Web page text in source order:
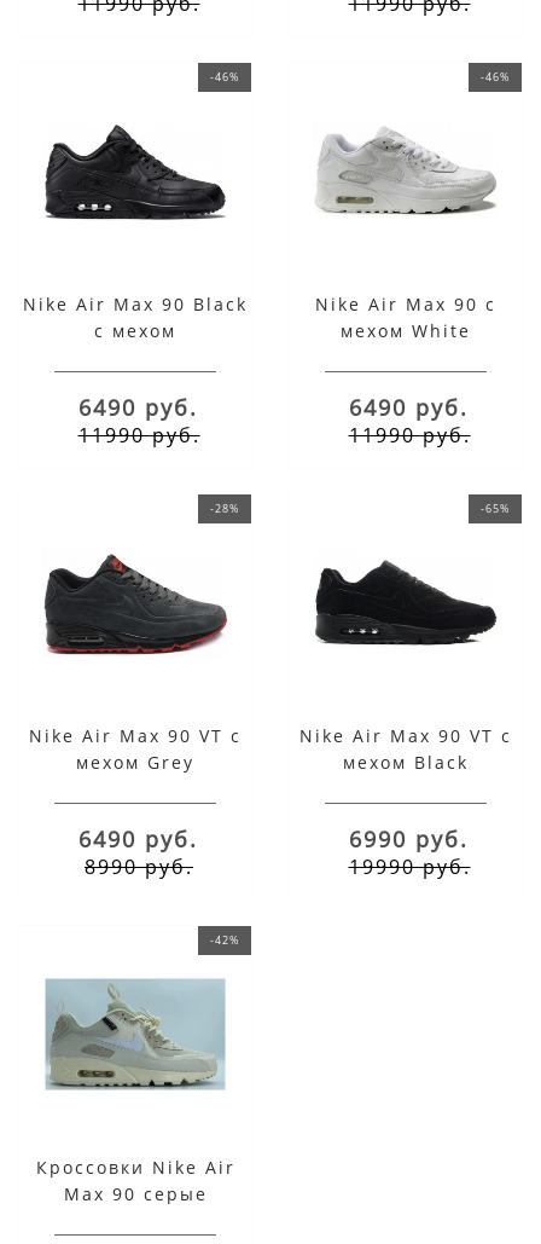
-46%
Nike Air Max 90 Black
с мехом
6490 руб.
11990 руб.
-46%
Nike Air Max 90 с
мехом White
6490 руб.
11990 руб.
-28%
Nike Air Max 90 VT с
мехом Grey
6490 руб.
8990 руб.
-65%
Nike Air Max 90 VT с
мехом Black
6990 руб.
19990 руб.
-42%
Кроссовки Nike Air
Max 90 серые